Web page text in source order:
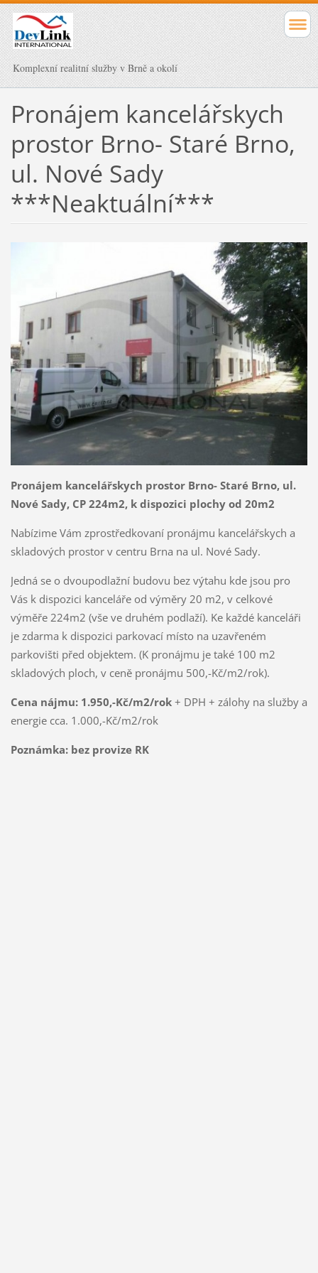
Komplexní realitní služby v Brně a okolí
Pronájem kancelářskych
prostor Brno- Staré Brno,
ul. Nové Sady
***Neaktuální***
Pronájem kancelářskych prostor Brno- Staré Brno, ul.
Nové Sady, CP 224m2, k dispozici plochy od 20m2
Nabízime Vám zprostředkovaní pronájmu kancelářskych a
skladových prostor v centru Brna na ul. Nové Sady.
Jedná se o dvoupodlažní budovu bez výtahu kde jsou pro
Vás k dispozici kanceláře od výměry 20 m2, v celkové
výměře 224m2 (vše ve druhém podlaží). Ke každé kanceláři
je zdarma k dispozici parkovací místo na uzavřeném
parkovišti před objektem. (K pronájmu je také 100 m2
skladových ploch, v ceně pronájmu 500,-Kč/m2/rok).
Cena nájmu: 1.950,-Kč/m2/rok+ DPH + zálohy na služby a
energie cca. 1.000,-Kč/m2/rok
Poznámka: bez provize RK